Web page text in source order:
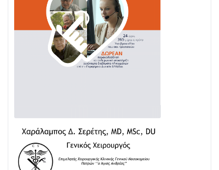
Ενισχύεται η Πολιτική Προστασία στο Δήμο Αγρινίου
με δύο νέα υδροφόρα οχήματα
02/08 • 18:26
Διαβάστε την «Ναυπακτία» που κυκλοφορεί
31/07 • 08:16
Δωρίδα για Όλους: «Καμία εκχώρηση των νερών
24/07 • 11:31
ΕΚΤΑΚΤΟ – ΝΑΥΠΑΚΤΙΑ: ΣΥΝΑΓΕΡΜΟΣ ΣΤΗΝ
ΠΥΡΟΣΒΕΣΤΙΚΗ ΓΙΑ ΦΩΤΙΑ ΣΤΟΝ ΑΓΙΟ ΗΛΙΑ ΠΡΙΝ ΤΗ
ΓΡΑΝΙΤΣΑ
24/07 • 11:03